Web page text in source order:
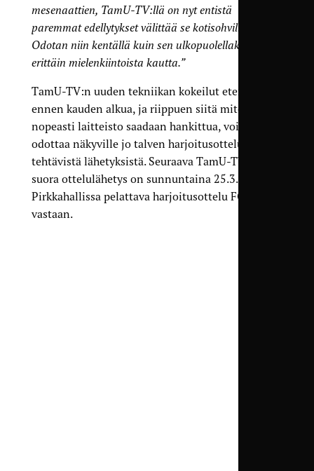
mesenaattien, TamU-TV:llä on nyt entistä
paremmat edellytykset välittää se kotisohville.
Odotan niin kentällä kuin sen ulkopuolellakin
erittäin mielenkiintoista kautta.”
TamU-TV:n uuden tekniikan kokeilut etenevät jo
ennen kauden alkua, ja riippuen siitä miten
nopeasti laitteisto saadaan hankittua, voi tuloksia
odottaa näkyville jo talven harjoitusotteluista
tehtävistä lähetyksistä. Seuraava TamU-TV:n
suora ottelulähetys on sunnuntaina 25.3.
Pirkkahallissa pelattava harjoitusottelu FC KTP:ta
vastaan.